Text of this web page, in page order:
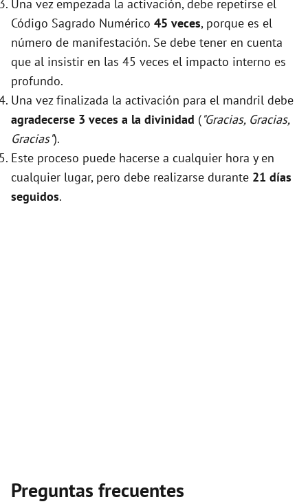
Una vez empezada la activación, debe repetirse el
Código Sagrado Numérico 45 veces, porque es el
número de manifestación. Se debe tener en cuenta
que al insistir en las 45 veces el impacto interno es
profundo.
Una vez finalizada la activación para el mandril debe
agradecerse 3 veces a la divinidad ("Gracias, Gracias,
Gracias").
Este proceso puede hacerse a cualquier hora y en
cualquier lugar, pero debe realizarse durante 21 días
seguidos.
Preguntas frecuentes